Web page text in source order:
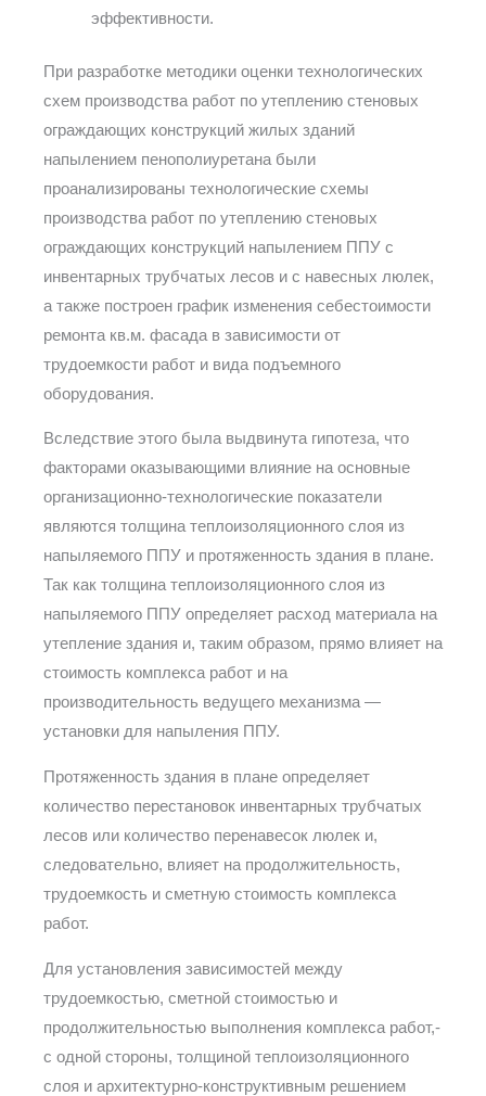
эффективности.
При разработке методики оценки технологических
схем производства работ по утеплению стеновых
ограждающих конструкций жилых зданий
напылением пенополиуретана были
проанализированы технологические схемы
производства работ по утеплению стеновых
ограждающих конструкций напылением ППУ с
инвентарных трубчатых лесов и с навесных люлек,
а также построен график изменения себестоимости
ремонта кв.м. фасада в зависимости от
трудоемкости работ и вида подъемного
оборудования.
Вследствие этого была выдвинута гипотеза, что
факторами оказывающими влияние на основные
организационно-технологические показатели
являются толщина теплоизоляционного слоя из
напыляемого ППУ и протяженность здания в плане.
Так как толщина теплоизоляционного слоя из
напыляемого ППУ определяет расход материала на
утепление здания и, таким образом, прямо влияет на
стоимость комплекса работ и на
производительность ведущего механизма —
установки для напыления ППУ.
Протяженность здания в плане определяет
количество перестановок инвентарных трубчатых
лесов или количество перенавесок люлек и,
следовательно, влияет на продолжительность,
трудоемкость и сметную стоимость комплекса
работ.
Для установления зависимостей между
трудоемкостью, сметной стоимостью и
продолжительностью выполнения комплекса работ,-
с одной стороны, толщиной теплоизоляционного
слоя и архитектурно-конструктивным решением